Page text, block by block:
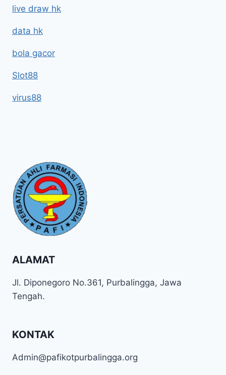
live draw hk
data hk
bola gacor
Slot88
virus88
ALAMAT
Jl. Diponegoro No.361, Purbalingga, Jawa
Tengah.
KONTAK
Admin@pafikotpurbalingga.org